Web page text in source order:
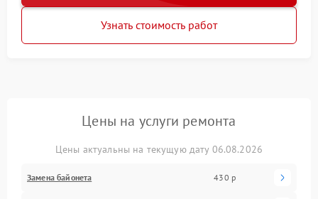
Узнать стоимость работ
Цены на услуги ремонта
Цены актуальны на текущую дату 06.08.2026
Замена байонета 430 р